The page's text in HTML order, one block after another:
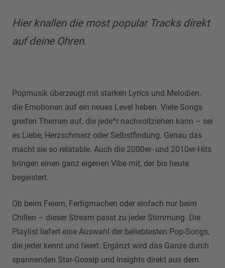
Hier knallen die most popular Tracks direkt
auf deine Ohren.
Popmusik überzeugt mit starken Lyrics und Melodien,
die Emotionen auf ein neues Level heben. Viele Songs
greifen Themen auf, die jede*r nachvollziehen kann – sei
es Liebe, Herzschmerz oder Selbstfindung. Genau das
macht sie so relatable. Auch die 2000er- und 2010er-Hits
bringen einen ganz eigenen Vibe mit, der bis heute
begeistert.
Ob beim Feiern, Fertigmachen oder einfach nur beim
Chillen – dieser Stream passt zu jeder Stimmung. Die
Playlist liefert eine Auswahl der beliebtesten Pop-Songs,
die jeder kennt und feiert. Ergänzt wird das Ganze durch
spannenden Star-Gossip und Insights direkt aus dem